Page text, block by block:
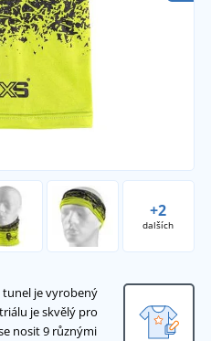
+2
dalších
je vyrobený
je skvělý pro
nosit 9 různými